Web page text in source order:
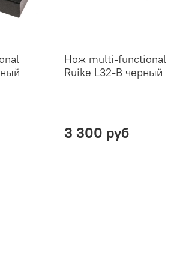
Нож multi-functional
Ruike L32-B черный
3 300 руб